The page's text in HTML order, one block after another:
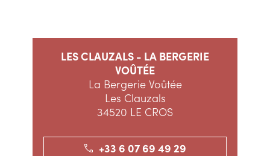
LES CLAUZALS - LA BERGERIE
VOÛTÉE
La Bergerie Voûtée
Les Clauzals
34520 LE CROS
+33 6 07 69 49 29